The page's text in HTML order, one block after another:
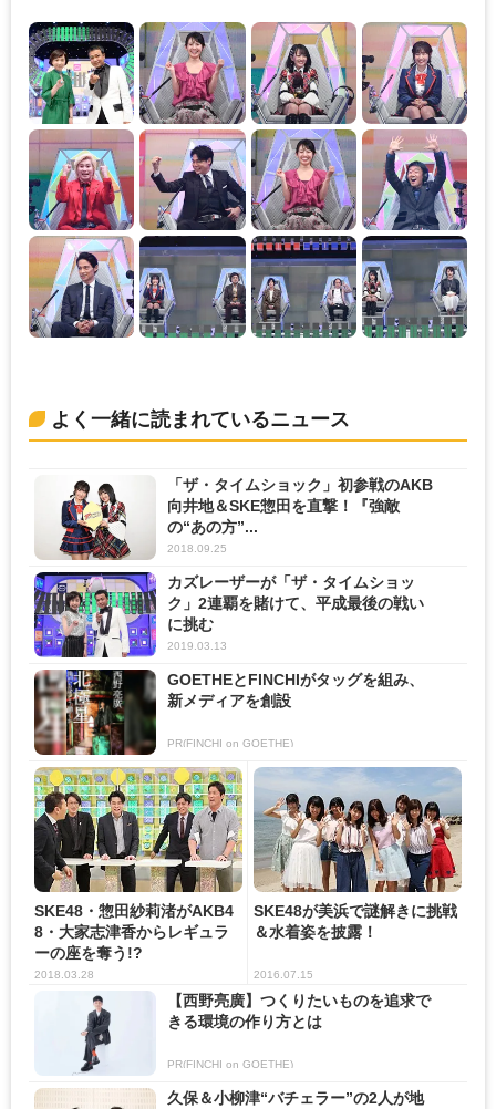
よく一緒に読まれているニュース
「ザ・タイムショック」初参戦のAKB
向井地＆SKE惣田を直撃！『強敵
の“あの方”...
2018.09.25
カズレーザーが「ザ・タイムショッ
ク」2連覇を賭けて、平成最後の戦い
に挑む
2019.03.13
GOETHEとFINCHIがタッグを組み、
新メディアを創設
PR(FINCHI on GOETHE)
SKE48・惣田紗莉渚がAKB4
8・大家志津香からレギュラ
ーの座を奪う!?
2018.03.28
SKE48が美浜で謎解きに挑戦
＆水着姿を披露！
2016.07.15
【西野亮廣】つくりたいものを追求で
きる環境の作り方とは
PR(FINCHI on GOETHE)
久保＆小柳津“バチェラー”の2人が地